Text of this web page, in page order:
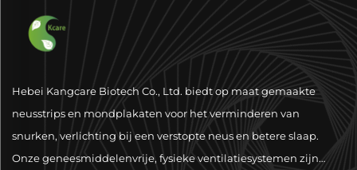
Hebei Kangcare Biotech Co., Ltd. biedt op maat gemaakte
neusstrips en mondplakaten voor het verminderen van
snurken, verlichting bij een verstopte neus en betere slaap.
Onze geneesmiddelenvrije, fysieke ventilatiesystemen zijn